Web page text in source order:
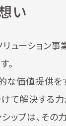
い
ューション
。
な価値提供を
て解決する
ップは、その